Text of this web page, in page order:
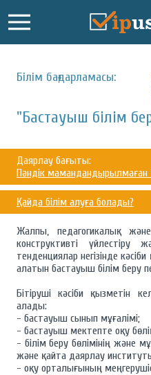
Білім бағдарламасы:
"Бастауыш білім
Даярлау бағыты:
Пәндік мамандандырылмаған
Қайда білім алуға болады?
Жалпы, педагогикалық және
конструктивті үйлестіру
тенденциялар негізінде
алатын бастауыш білім беру
Бітіруші кәсіби қызметін
алады:
- бастауыш сынып мұғалімі;
- бастауыш мектепте оқу
- білім беру бөлімінің және
және қайта даярлау
- оқу орталығының